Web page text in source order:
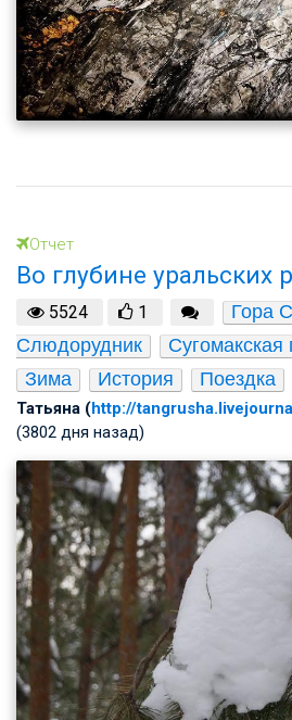
Отчет
Во глубине уральских
5524 1 Гора
Слюдорудник
Зима
История Поездка
Татьяна (http://
(3802 дня назад)